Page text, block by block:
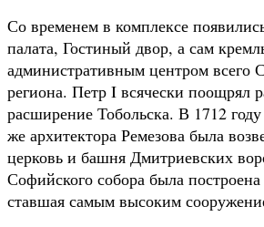
Со временем в комплексе
палата, Гостиный двор, а сам
административным центром всего
региона. Петр I всячески поощрял
расширение Тобольска. В 1712
же архитектора Ремезова была
церковь и башня Дмитриевских
Софийского собора была
ставшая самым высоким